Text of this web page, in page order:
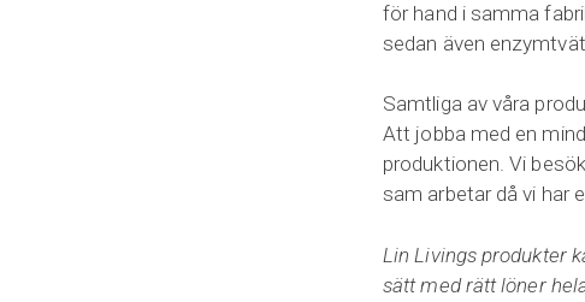
för hand i samma
sedan även
Samtliga av våra
Att jobba med en
produktionen. Vi
sam arbetar då vi har
Lin Livings produkter
sätt med rätt löner